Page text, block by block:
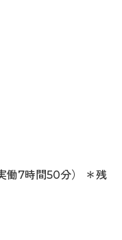
働7時間50分） ＊残